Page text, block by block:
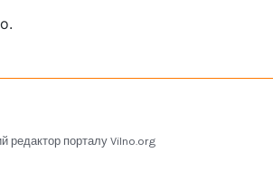
редактор порталу Vilno.org